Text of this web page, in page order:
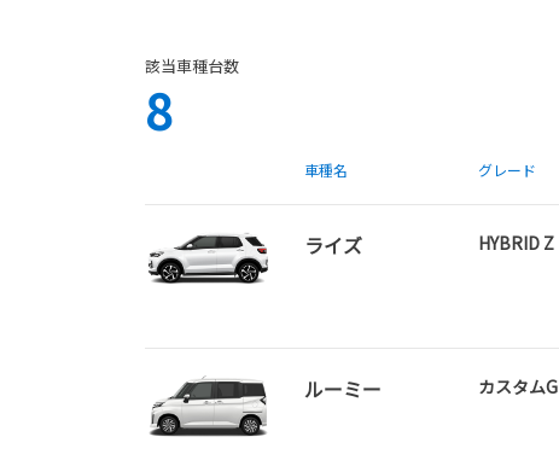
該当車種台数
8
車種名 グレード
ライズ HYBRID Z
ルーミー カスタムG